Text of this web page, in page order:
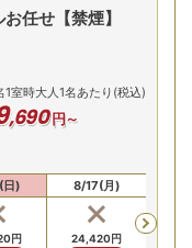
富士山を正面に望む
、「仙石原温泉」の
癒やせます。
任せ【禁煙】
1室時大人1名あたり(税込)
,690円～
日)
円
8/17(月)
24,420円